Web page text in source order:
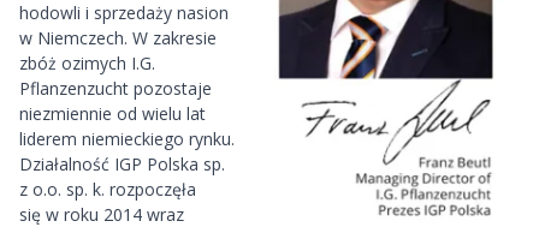
hodowli i sprzedaży nasion
w Niemczech. W zakresie
zbóż ozimych I.G.
Pflanzenzucht pozostaje
niezmiennie od wielu lat
liderem niemieckiego rynku.
Działalność IGP Polska sp.
z o.o. sp. k. rozpoczęła
się w roku 2014 wraz